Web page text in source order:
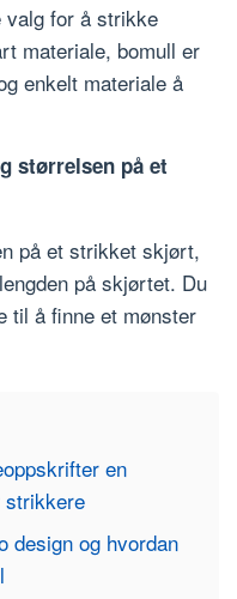
valg for å strikke
materiale, bomull er
enkelt materiale å
størrelsen på et
på et strikket skjørt,
på skjørtet. Du
til å finne et mønster
en
strikkere
design og hvordan